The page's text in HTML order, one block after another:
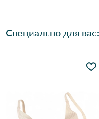
Специально для вас: